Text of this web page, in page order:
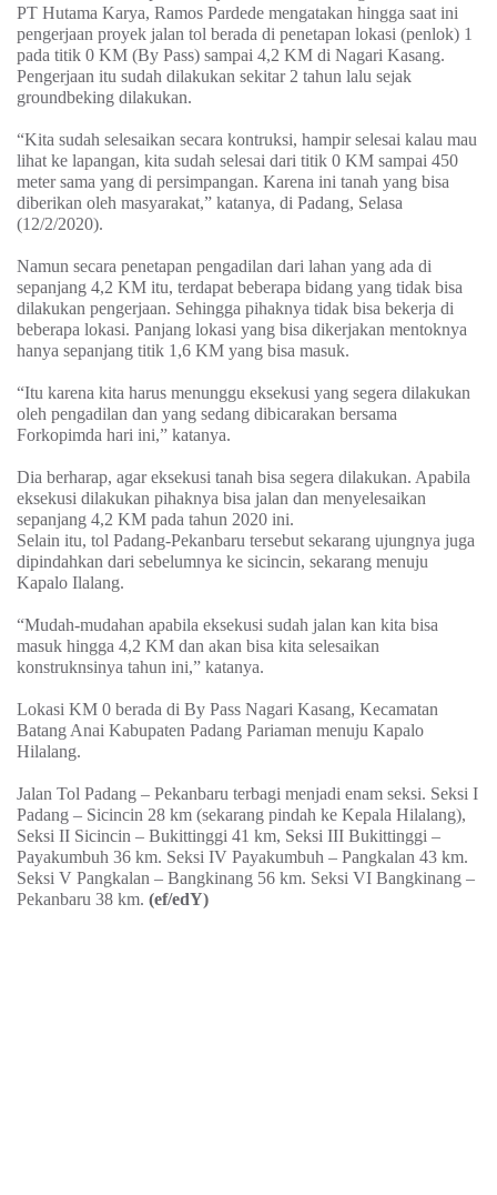
PT Hutama Karya, Ramos Pardede mengatakan hingga saat ini
pengerjaan proyek jalan tol berada di penetapan lokasi (penlok) 1
pada titik 0 KM (By Pass) sampai 4,2 KM di Nagari Kasang.
Pengerjaan itu sudah dilakukan sekitar 2 tahun lalu sejak
groundbeking dilakukan.
“Kita sudah selesaikan secara kontruksi, hampir selesai kalau mau
lihat ke lapangan, kita sudah selesai dari titik 0 KM sampai 450
meter sama yang di persimpangan. Karena ini tanah yang bisa
diberikan oleh masyarakat,” katanya, di Padang, Selasa
(12/2/2020).
Namun secara penetapan pengadilan dari lahan yang ada di
sepanjang 4,2 KM itu, terdapat beberapa bidang yang tidak bisa
dilakukan pengerjaan. Sehingga pihaknya tidak bisa bekerja di
beberapa lokasi. Panjang lokasi yang bisa dikerjakan mentoknya
hanya sepanjang titik 1,6 KM yang bisa masuk.
“Itu karena kita harus menunggu eksekusi yang segera dilakukan
oleh pengadilan dan yang sedang dibicarakan bersama
Forkopimda hari ini,” katanya.
Dia berharap, agar eksekusi tanah bisa segera dilakukan. Apabila
eksekusi dilakukan pihaknya bisa jalan dan menyelesaikan
sepanjang 4,2 KM pada tahun 2020 ini.
Selain itu, tol Padang-Pekanbaru tersebut sekarang ujungnya juga
dipindahkan dari sebelumnya ke sicincin, sekarang menuju
Kapalo Ilalang.
“Mudah-mudahan apabila eksekusi sudah jalan kan kita bisa
masuk hingga 4,2 KM dan akan bisa kita selesaikan
konstruknsinya tahun ini,” katanya.
Lokasi KM 0 berada di By Pass Nagari Kasang, Kecamatan
Batang Anai Kabupaten Padang Pariaman menuju Kapalo
Hilalang.
Jalan Tol Padang – Pekanbaru terbagi menjadi enam seksi. Seksi I
Padang – Sicincin 28 km (sekarang pindah ke Kepala Hilalang),
Seksi II Sicincin – Bukittinggi 41 km, Seksi III Bukittinggi –
Payakumbuh 36 km. Seksi IV Payakumbuh – Pangkalan 43 km.
Seksi V Pangkalan – Bangkinang 56 km. Seksi VI Bangkinang –
Pekanbaru 38 km. (ef/edY)